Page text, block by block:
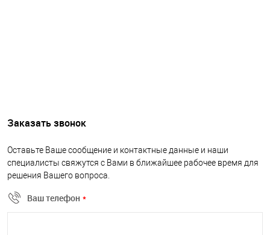
Заказать звонок
Оставьте Ваше сообщение и контактные данные и наши
специалисты свяжутся с Вами в ближайшее рабочее время для
решения Вашего вопроса.
Ваш телефон *